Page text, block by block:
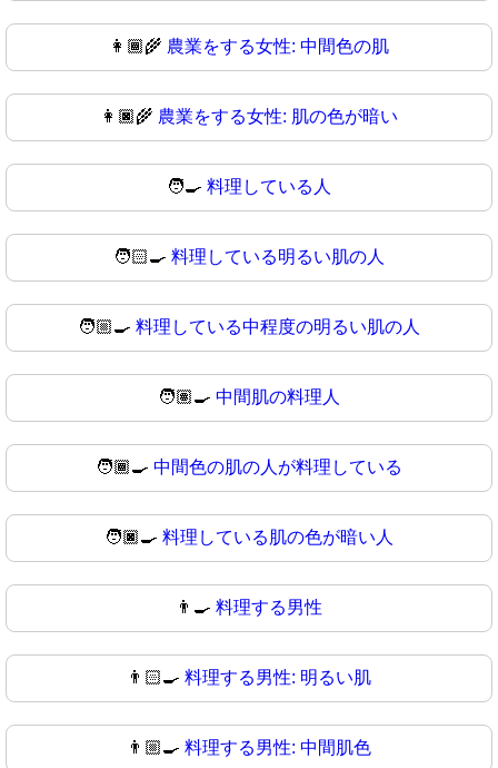
👩🏾‍🌾 農業をする女性: 中間色の肌
👩🏿‍🌾 農業をする女性: 肌の色が暗い
🧑‍🍳 料理している人
🧑🏻‍🍳 料理している明るい肌の人
🧑🏼‍🍳 料理している中程度の明るい肌の人
🧑🏽‍🍳 中間肌の料理人
🧑🏾‍🍳 中間色の肌の人が料理している
🧑🏿‍🍳 料理している肌の色が暗い人
👨‍🍳 料理する男性
👨🏻‍🍳 料理する男性: 明るい肌
👨🏼‍🍳 料理する男性: 中間肌色